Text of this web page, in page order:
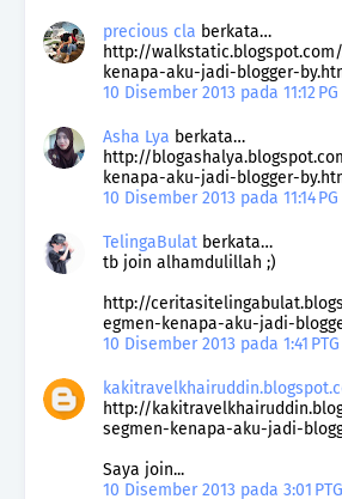
precious cla berkata…
http://
kenapa-aku-jadi-blogger-
10 Disember 2013 pada 11:12 PG
Asha Lya berkata…
http://
kenapa-aku-jadi-blogger-
10 Disember 2013 pada 11:14 PG
TelingaBulat berkata…
tb join alhamdulillah ;)
http://
egmen-kenapa-aku-jadi-
10 Disember 2013 pada 1:41 PTG
http://
segmen-kenapa-aku-jadi-
Saya join...
10 Disember 2013 pada 3:01 PTG